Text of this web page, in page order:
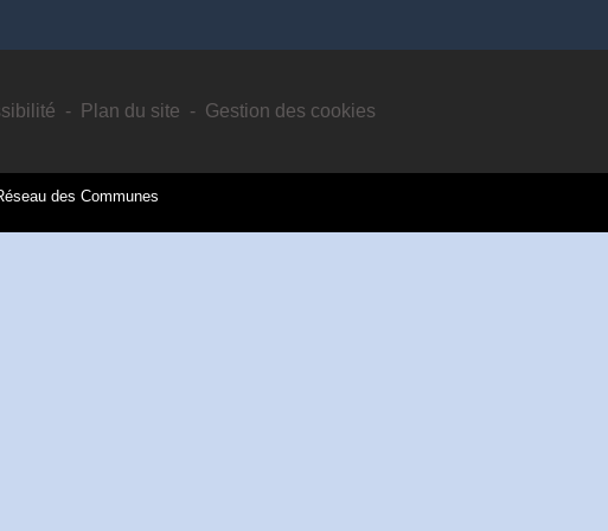
- Plan du site - Gestion des cookies
des Communes